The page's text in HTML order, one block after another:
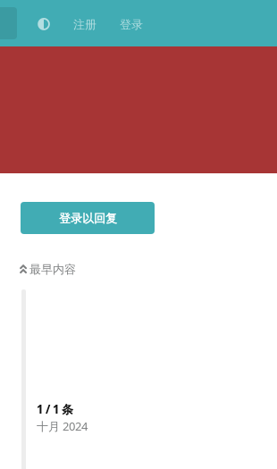
注册 登录
登录以回复
最早内容
1 /1 条
十月 2024